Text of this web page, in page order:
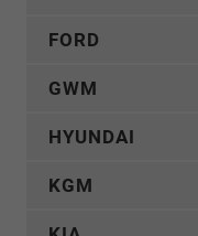
FORD
GWM
HYUNDAI
KGM